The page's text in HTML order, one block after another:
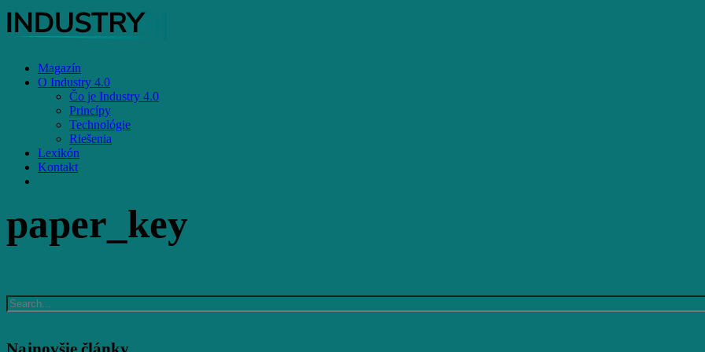
Skip
main
Menu
Magazín
O Industry 4.0
Čo je Industry 4.0
Princípy
Technológie
Riešenia
Lexikón
Kontakt
paper_key